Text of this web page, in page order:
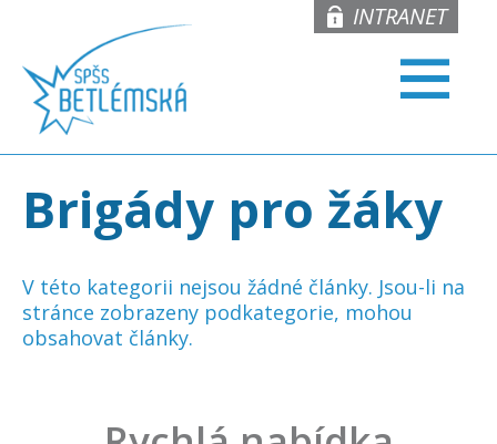
INTRANET
Brigády pro žáky
V této kategorii nejsou žádné články. Jsou-li na
stránce zobrazeny podkategorie, mohou
obsahovat články.